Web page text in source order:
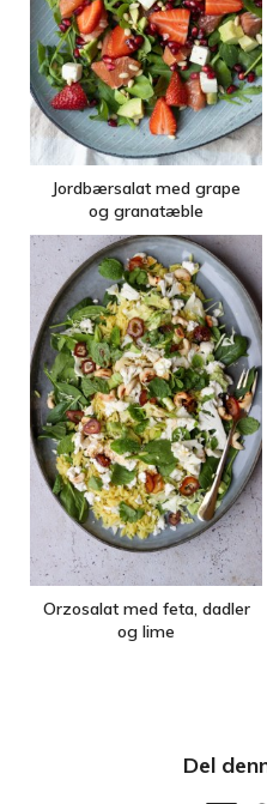
Jordbærsalat med grape
og granatæble
Orzosalat med feta, dadler
og lime
Del